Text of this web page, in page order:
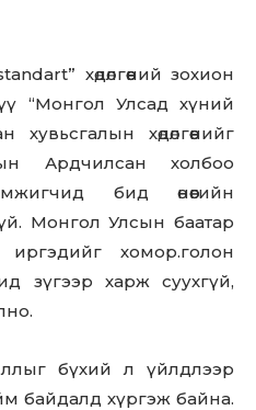
хөдөлгөөний зохион
“Монгол Улсад хүний
хувьсгалын хөдөлгөөнийг
Ардчилсан холбоо
бид өнөөгийн
Монгол Улсын баатар
хомор.голон
зүгээр харж суухгүй,
бүхий л үйлдлээр
байдалд хүргэж байна.